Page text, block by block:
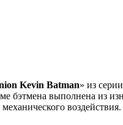
Kevin Batman» из
бэтмена выполнена из
механического